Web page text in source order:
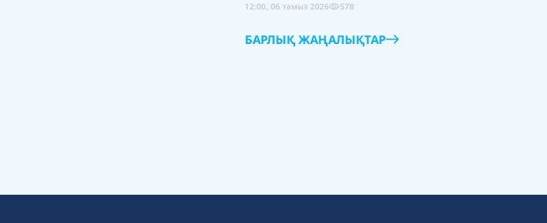
12:00, 06 тамыз 2026 578
БАРЛЫҚ ЖАҢАЛЫҚТАР